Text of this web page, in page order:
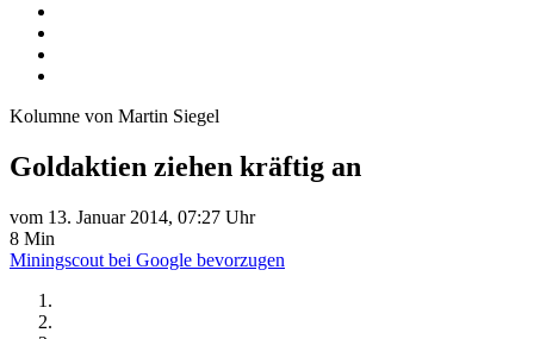
Kolumne von Martin Siegel
Goldaktien ziehen kräftig an
vom 13. Januar 2014, 07:27 Uhr
8 Min
Miningscout bei Google bevorzugen